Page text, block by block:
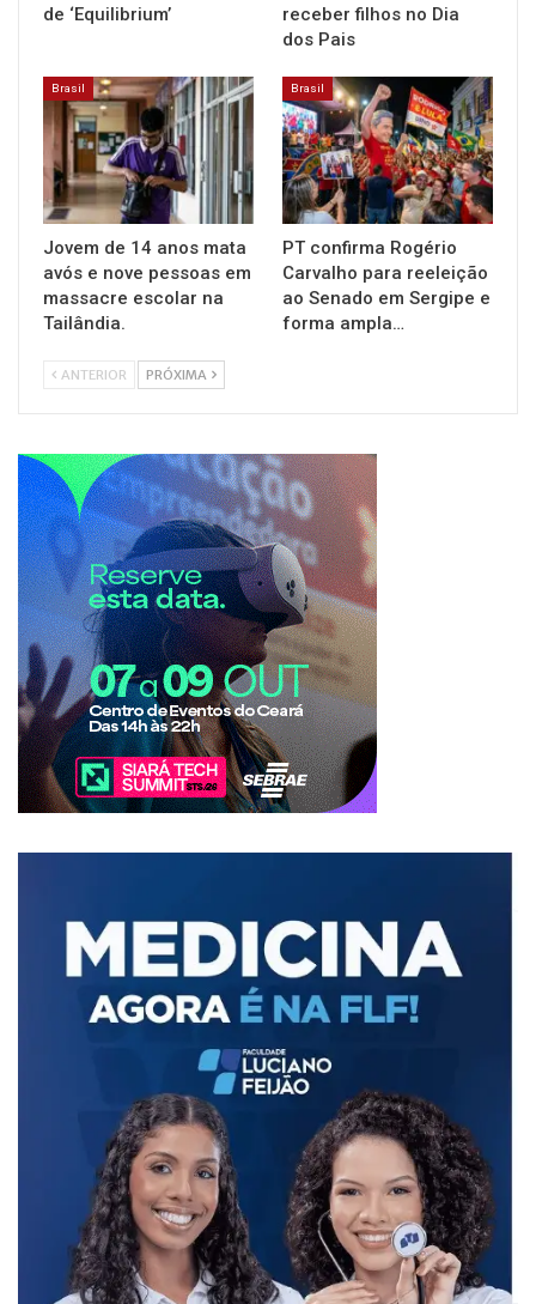
de ‘Equilibrium’
receber filhos no Dia
dos Pais
Brasil
Jovem de 14 anos mata
avós e nove pessoas em
massacre escolar na
Tailândia.
Brasil
PT confirma Rogério
Carvalho para reeleição
ao Senado em Sergipe e
forma ampla…
ANTERIOR PRÓXIMA